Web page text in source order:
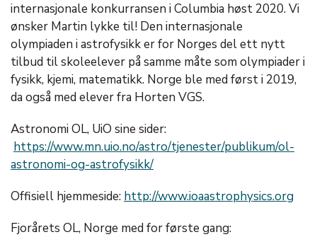
internasjonale konkurransen i Columbia høst 2020. Vi
ønsker Martin lykke til! Den internasjonale
olympiaden i astrofysikk er for Norges del ett nytt
tilbud til skoleelever på samme måte som olympiader i
fysikk, kjemi, matematikk. Norge ble med først i 2019,
da også med elever fra Horten VGS.
Astronomi OL, UiO sine sider:
https://www.mn.uio.no/astro/tjenester/publikum/ol-
astronomi-og-astrofysikk/
Offisiell hjemmeside: http://www.ioaastrophysics.org
Fjorårets OL, Norge med for første gang: